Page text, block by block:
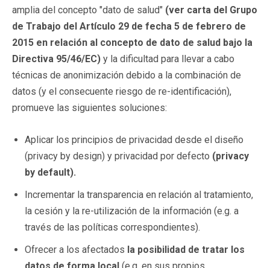
amplia del concepto "dato de salud" (ver carta del Grupo
de Trabajo del Artículo 29 de fecha 5 de febrero de
2015 en relación al concepto de dato de salud bajo la
Directiva 95/46/EC) y la dificultad para llevar a cabo
técnicas de anonimización debido a la combinación de
datos (y el consecuente riesgo de re-identificación),
promueve las siguientes soluciones:
Aplicar los principios de privacidad desde el diseño
(privacy by design) y privacidad por defecto (privacy
by default).
Incrementar la transparencia en relación al tratamiento,
la cesión y la re-utilización de la información (e.g. a
través de las políticas correspondientes).
Ofrecer a los afectados la posibilidad de tratar los